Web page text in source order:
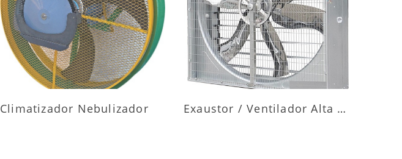
MAIS INFORMAÇÕES
Climatizador Nebulizador
MAIS INFORMAÇÕES
Exaustor / Ventilador Alta Vazão